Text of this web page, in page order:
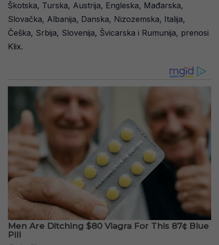
Škotska, Turska, Austrija, Engleska, Mađarska,
Slovačka, Albanija, Danska, Nizozemska, Italija,
Češka, Srbija, Slovenija, Švicarska i Rumunija, prenosi
Klix.